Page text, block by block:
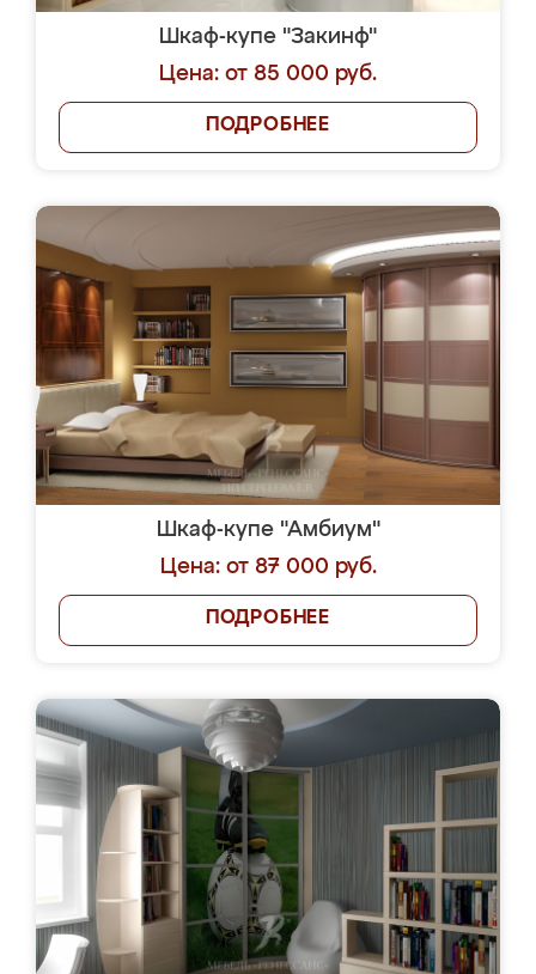
Шкаф-купе "Закинф"
Цена: от 85 000 руб.
ПОДРОБНЕЕ
Шкаф-купе "Амбиум"
Цена: от 87 000 руб.
ПОДРОБНЕЕ